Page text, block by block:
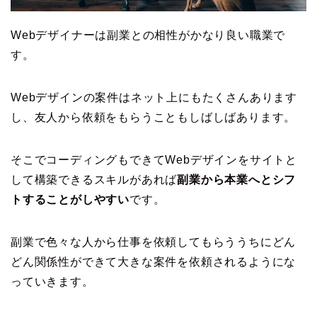
Webデザイナーは副業との相性がかなり良い職業で
す。
Webデザインの案件はネット上にもたくさんあります
し、友人から依頼をもらうこともしばしばあります。
そこでコーディングもできてWebデザインをサイトと
して構築できるスキルがあれば副業から本業へとシフ
トすることがしやすいです。
副業で色々な人から仕事を依頼してもらううちにどん
どん関係性ができて大きな案件を依頼されるようにな
っていきます。